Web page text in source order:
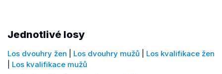
Jednotlivé losy
Los dvouhry žen Los dvouhry mužů
Los kvalifikace žen
Los kvalifikace mužů